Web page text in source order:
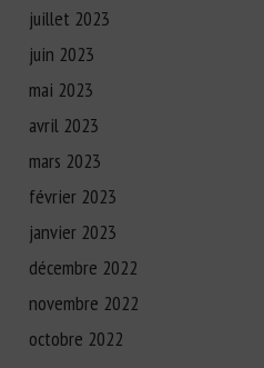
juillet 2023
juin 2023
mai 2023
avril 2023
mars 2023
février 2023
janvier 2023
décembre 2022
novembre 2022
octobre 2022